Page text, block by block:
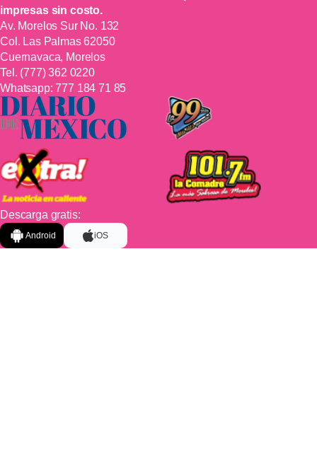
impresas sin costo.
Av. Morelos Sur No. 132
Col. Las Palmas 62050
Cuernavaca, Morelos
Tel. (777) 362 0220
Whatsapp:777 184 71 85
Descarga gratis:
Android iOS